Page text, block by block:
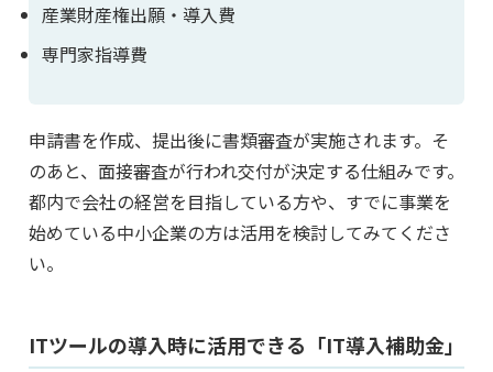
産業財産権出願・導入費
専門家指導費
申請書を作成、提出後に書類審査が実施されます。そ
のあと、面接審査が行われ交付が決定する仕組みです。
都内で会社の経営を目指している方や、すでに事業を
始めている中小企業の方は活用を検討してみてくださ
い。
ITツールの導入時に活用できる「IT導入補助金」